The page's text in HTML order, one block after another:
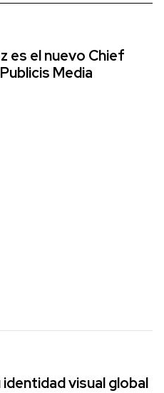
es el nuevo Chief
Media
identidad visual global